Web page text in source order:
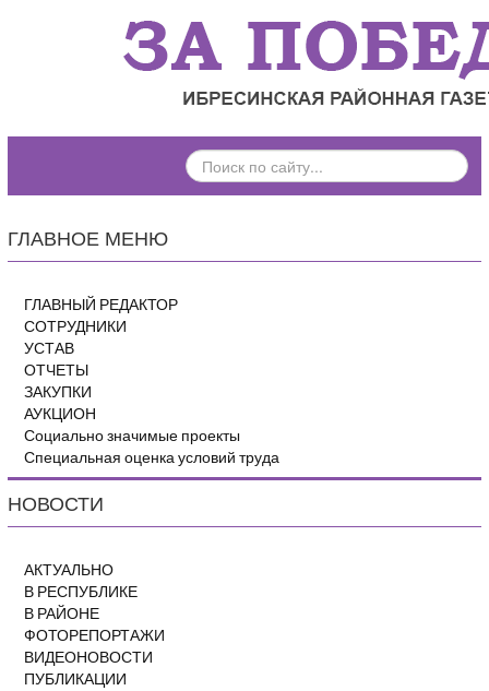
ПОИСК
ПО
ГЛАВНОЕ МЕНЮ
ГЛАВНЫЙ РЕДАКТОР
СОТРУДНИКИ
УСТАВ
ОТЧЕТЫ
ЗАКУПКИ
АУКЦИОН
Социально значимые проекты
Специальная оценка условий труда
НОВОСТИ
АКТУАЛЬНО
В РЕСПУБЛИКЕ
В РАЙОНЕ
ФОТОРЕПОРТАЖИ
ВИДЕОНОВОСТИ
ПУБЛИКАЦИИ